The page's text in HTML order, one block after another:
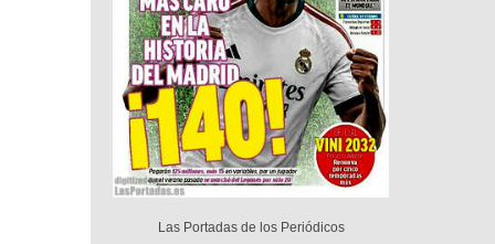
Las Portadas de los Periódicos